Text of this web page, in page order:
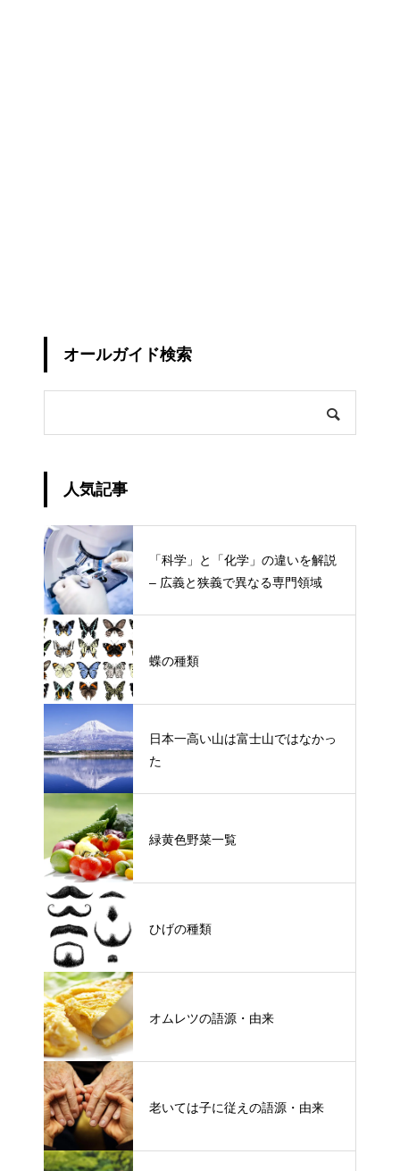
オールガイド検索
人気記事
「科学」と「化学」の違いを解説
– 広義と狭義で異なる専門領域
蝶の種類
日本一高い山は富士山ではなかっ
た
緑黄色野菜一覧
ひげの種類
オムレツの語源・由来
老いては子に従えの語源・由来